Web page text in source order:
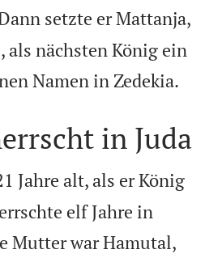
setzte er Mattanja,
als nächsten König ein
Namen in Zedekia.
in Juda
Jahre alt, als er König
elf Jahre in
Mutter war Hamutal,